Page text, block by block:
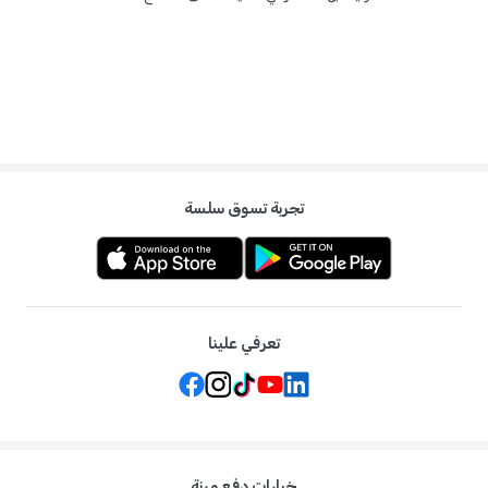
تجربة تسوق سلسة
تعرفي علينا